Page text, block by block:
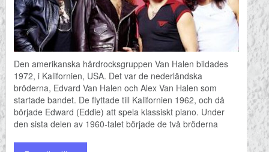
Den amerikanska hårdrocksgruppen Van Halen bildades
1972, i Kalifornien, USA. Det var de nederländska
bröderna, Edvard Van Halen och Alex Van Halen som
startade bandet. De flyttade till Kalifornien 1962, och då
började Edward (Eddie) att spela klassiskt piano. Under
den sista delen av 1960-talet började de två bröderna